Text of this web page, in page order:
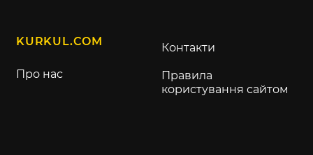
KURKUL.COM
Про нас
Контакти
Правила
користування сайтом